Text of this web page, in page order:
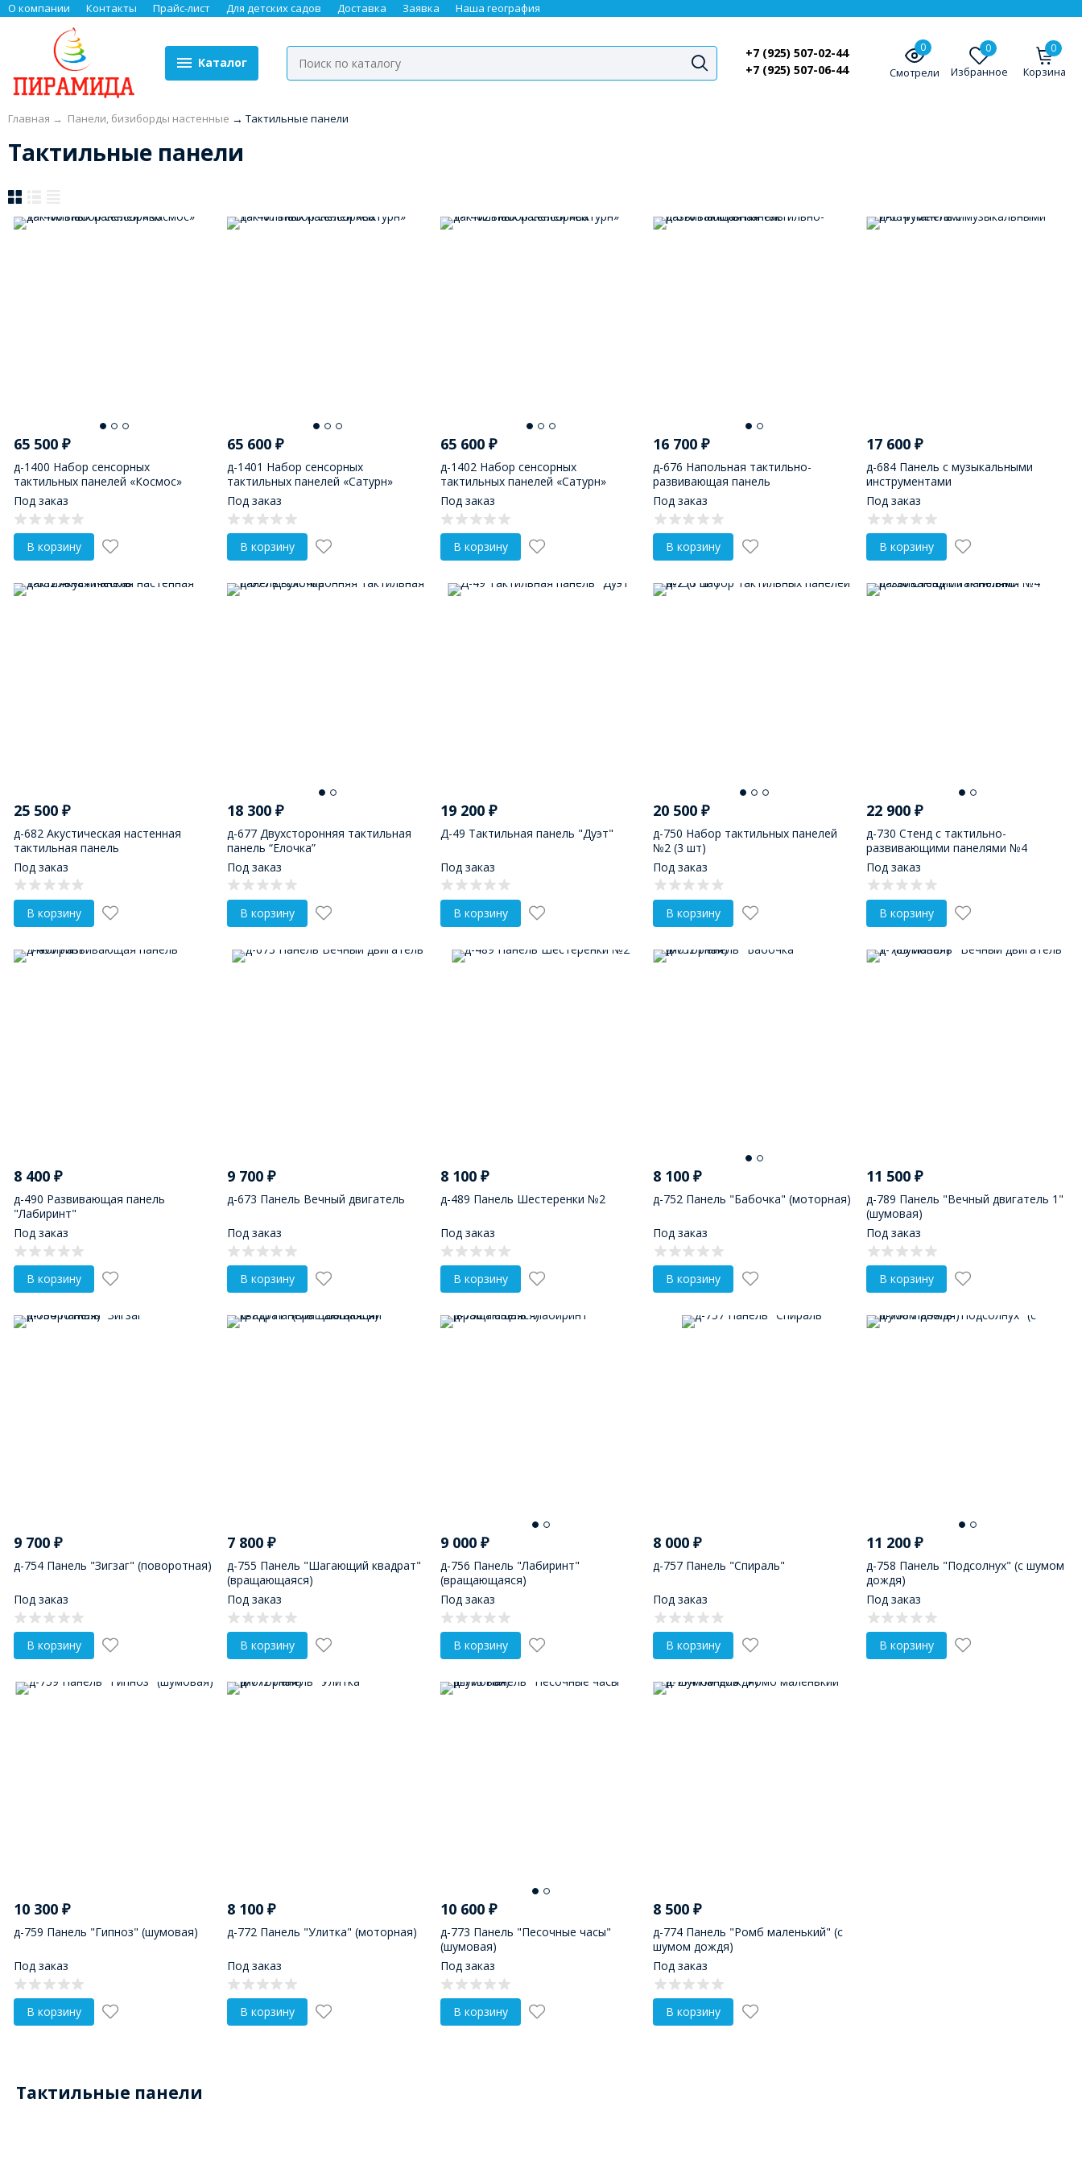
О компании Контакты Прайс-лист Для детских садов Доставка Заявка Наша география
Каталог
+7 (925) 507-02-44
+7 (925) 507-06-44
0
Смотрели
0
Избранное
0
Корзина
Главная → Панели, бизиборды настенные → Тактильные панели
Тактильные панели
65 500 ₽
д-1400 Набор сенсорных
тактильных панелей «Космос»
Под заказ
В корзину
65 600 ₽
д-1401 Набор сенсорных
тактильных панелей «Сатурн»
Под заказ
В корзину
65 600 ₽
д-1402 Набор сенсорных
тактильных панелей «Сатурн»
Под заказ
В корзину
16 700₽
д-676 Напольная тактильно-
развивающая панель
Под заказ
В корзину
17 600₽
д-684 Панель с музыкальными
инструментами
Под заказ
В корзину
25 500 ₽
д-682 Акустическая настенная
тактильная панель
Под заказ
В корзину
18 300 ₽
д-677 Двухсторонняя тактильная
панель “Елочка”
Под заказ
В корзину
19 200 ₽
Д-49 Тактильная панель "Дуэт"
Под заказ
В корзину
20 500₽
д-750 Набор тактильных панелей
№2 (3 шт)
Под заказ
В корзину
22 900₽
д-730 Стенд с тактильно-
развивающими панелями №4
Под заказ
В корзину
8 400 ₽
д-490 Развивающая панель
"Лабиринт"
Под заказ
В корзину
9 700 ₽
д-673 Панель Вечный двигатель
Под заказ
В корзину
8 100 ₽
д-489 Панель Шестеренки №2
Под заказ
В корзину
8 100₽
д-752 Панель "Бабочка" (моторная)
Под заказ
В корзину
11 500₽
д-789 Панель "Вечный двигатель 1"
(шумовая)
Под заказ
В корзину
9 700 ₽
д-754 Панель "Зигзаг" (поворотная)
Под заказ
В корзину
7 800 ₽
д-755 Панель "Шагающий квадрат"
(вращающаяся)
Под заказ
В корзину
9 000 ₽
д-756 Панель "Лабиринт"
(вращающаяся)
Под заказ
В корзину
8 000₽
д-757 Панель "Спираль"
Под заказ
В корзину
11 200₽
д-758 Панель "Подсолнух" (с шумом
дождя)
Под заказ
В корзину
10 300 ₽
д-759 Панель "Гипноз" (шумовая)
Под заказ
В корзину
8 100 ₽
д-772 Панель "Улитка" (моторная)
Под заказ
В корзину
10 600 ₽
д-773 Панель "Песочные часы"
(шумовая)
Под заказ
В корзину
8 500₽
д-774 Панель "Ромб маленький" (с
шумом дождя)
Под заказ
В корзину
Тактильные панели